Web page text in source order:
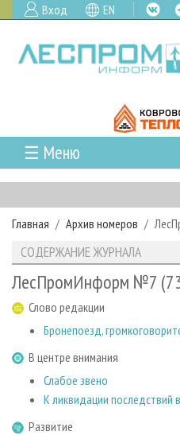
Вход EN
☰ Меню
ГЛАВНАЯ
РУБРИКИ И ТЕМЫ
РУБРИКИ ЖУРНАЛА
ЛЕСНОЕ ХОЗЯЙСТВО
ЛЕСОЗАГОТОВКА
ЛЕСОПИЛЕНИЕ
ДЕРЕВООБРАБОТКА
СУШКА ДРЕВЕСИНЫ
ПРОИЗВОДСТВО
НОВОСТИ
КАЛЕНДАРЬ СОБЫТИЙ
НОВОСТИ ЛПК
НОВОСТИ ЖУРНАЛА
НОВОСТИ КОМПАНИЙ
ПРОЕКТЫ ЛПИ
АНАЛИТИКА
ПРЕДПРИЯТИЯ ЛПК
ЛЕСНЫЕ РЕГИОНЫ РОССИИ
ПЕРСОНЫ
МОБИЛЬНЫЕ ВЫСТАВКИ
ОФИЦИАЛЬНЫЕ ДЕЛЕГАЦИИ
АРХИВ
АРХИВ ЖУРНАЛОВ
СТАТЬИ
О ЖУРНАЛЕ
ПОДПИСКА
КОНТАКТЫ
РЕКЛАМА
РЕКЛАМА НА САЙТЕ
Главная Архив номеров
СОДЕРЖАНИЕ ЖУРНАЛА
ЛесПромИнформ №7
Слово редакции
Бронепоезд,
В центре внимания
Слабое звено
К ликвидации последствий
Развитие